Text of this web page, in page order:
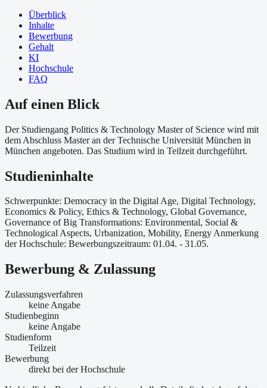
Überblick
Inhalte
Bewerbung
Gehalt
KI
Hochschule
FAQ
Auf einen Blick
Der Studiengang Politics & Technology Master of Science wird mit
dem Abschluss Master an der Technische Universität München in
München angeboten. Das Studium wird in Teilzeit durchgeführt.
Studieninhalte
Schwerpunkte: Democracy in the Digital Age, Digital Technology,
Economics & Policy, Ethics & Technology, Global Governance,
Governance of Big Transformations: Environmental, Social &
Technological Aspects, Urbanization, Mobility, Energy Anmerkung
der Hochschule: Bewerbungszeitraum: 01.04. - 31.05.
Bewerbung & Zulassung
Zulassungsverfahren
keine Angabe
Studienbeginn
keine Angabe
Studienform
Teilzeit
Bewerbung
direkt bei der Hochschule